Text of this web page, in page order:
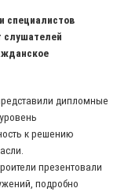
специалистов
слушателей
дипломные
к решению
презентовали
подробно